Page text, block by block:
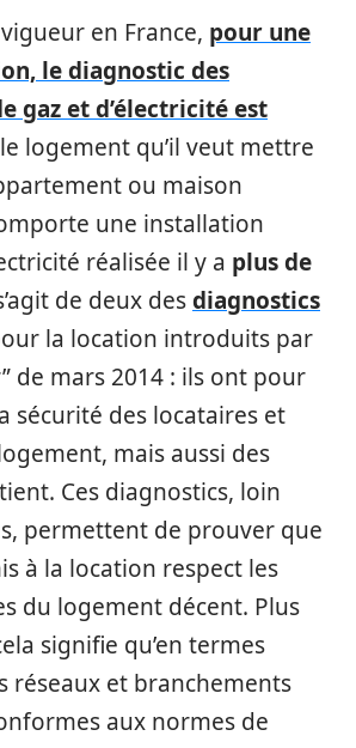
en France, pour une
le diagnostic des
gaz et d’électricité est
logement qu’il veut mettre
ou maison
une installation
réalisée il y a plus de
de deux desdiagnostics
la location introduits par
de mars 2014 : ils ont pour
sécurité des locataires et
mais aussi des
Ces diagnostics, loin
permettent de prouver que
à la location respect les
du logement décent. Plus
signifie qu’en termes
réseaux et branchements
aux normes de